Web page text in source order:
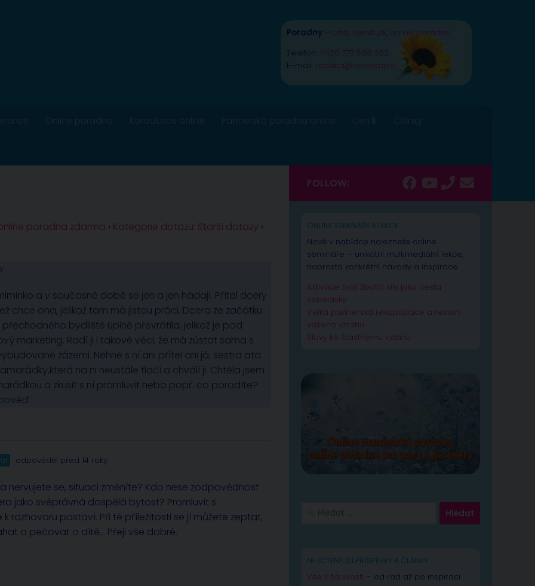
Poradny Praha Nymburk online poradna
Telefon: +420 777 588 352
E-mail: radana@rovena.info
Online poradna Konzultace online Partnerská poradna online Ceník Články
poradna zdarma › Kategorie dotazu: Starší dotazy ›
a v současné době se jen a jen hádají. Přítel dcery
chce ona, jelikož tam má jistou práci. Dcera ze začátku
bydliště úplně převrátila, jelikož je pod
marketing. Radí ji i takové věci, že má zůstat sama s
zázemi. Nehne s ní ani přítel ani já, sestra atd.
na ni neustále tlačí a chválí ji. Chtěla jsem
a zkusit s ní promluvit nebo popř. co poradíte?
odpověděl před 14 roky
nervujete se, situaci změníte? Kdo nese zodpovědnost
jako svéprávná dospělá bytost? Promluvit s
rozhovoru postaví. Při té příležitosti se jí můžete zeptat,
a pečovat o dítě… Přeji vše dobré.
FOLLOW:
ONLINE SEMINÁŘE A LEKCE
Nově v nabídce naleznete online
semináře – unikátní multimediální lekce,
naprosto konkrétní návody a inspirace.
Aktivace tvojí životní síly jako cesta
sebelásky
Velká partnerská rekapitulace a restart
vašeho vztahu
Slovy ke šťastnému vztahu
NEJČTENĚJŠÍ PŘÍSPĚVKY A ČLÁNKY
Vše k žárlivosti – od rad až po inspiraci